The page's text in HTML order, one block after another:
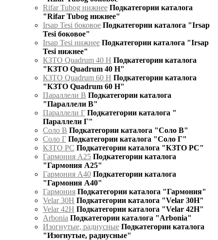
Rifar Tubog нижнее Подкатегории каталога
"Rifar Tubog нижнее"
Irsap Tesi боковое Подкатегории каталога "Irsap
Tesi боковое"
Irsap Tesi нижнее Подкатегории каталога "Irsap
Tesi нижнее"
КЗТО Quadrum 40 H Подкатегории каталога
"КЗТО Quadrum 40 H"
КЗТО Quadrum 60 H Подкатегории каталога
"КЗТО Quadrum 60 H"
Параллели В Подкатегории каталога
"Параллели В"
Параллели Г Подкатегории каталога "
Параллели Г"
Соло В Подкатегории каталога "Соло В"
Соло Г Подкатегории каталога "Соло Г"
КЗТО РС Подкатегории каталога "КЗТО РС"
Гармония А25 Подкатегории каталога
"Гармония А25"
Гармония А40 Подкатегории каталога
"Гармония А40"
Гармония Подкатегории каталога "Гармония"
Velar 30H Подкатегории каталога "Velar 30H"
Velar 42H Подкатегории каталога "Velar 42H"
Arbonia Подкатегории каталога "Arbonia"
Изогнутые, радиусные Подкатегории каталога
"Изогнутые, радиусные"